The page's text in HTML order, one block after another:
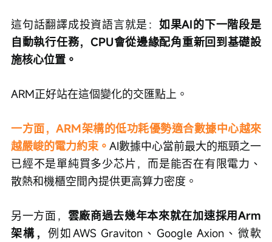
這句話翻譯成投資語言就是： 如果AI的下一階段是
自動執行任務，CPU會從邊緣配角重新回到基礎設
施核心位置。
ARM正好站在這個變化的交匯點上。
一方面，ARM架構的低功耗優勢適合數據中心越來
越嚴峻的電力約束。 AI數據中心當前最大的瓶頸之一
已經不是單純買多少芯片，而是能否在有限電力、
散熱和機櫃空間內提供更高算力密度。
另一方面， 雲廠商過去幾年本來就在加速採用Arm
架構， 例如AWS Graviton、Google Axion、微軟